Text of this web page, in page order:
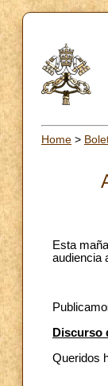
Home >
Esta
audiencia
Discurso
Queridos